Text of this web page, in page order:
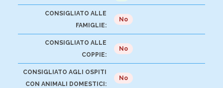
CONSIGLIATO ALLE
FAMIGLIE:
No
CONSIGLIATO ALLE
COPPIE:
No
CONSIGLIATO AGLI OSPITI
CON ANIMALI DOMESTICI:
No